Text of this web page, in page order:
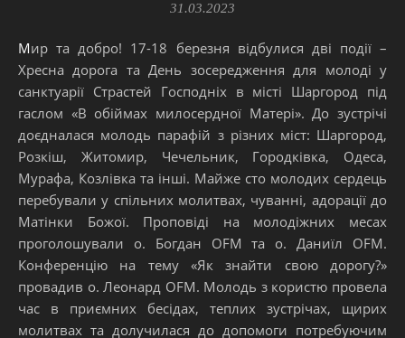
31.03.2023
Мир та добро! 17-18 березня відбулися дві події –
Хресна дорога та День зосередження для молоді у
санктуарії Страстей Господніх в місті Шаргород під
гаслом «В обіймах милосердної Матері». До зустрічі
доєдналася молодь парафій з різних міст: Шаргород,
Розкіш, Житомир, Чечельник, Городківка, Одеса,
Мурафа, Козлівка та інші. Майже сто молодих сердець
перебували у спільних молитвах, чуванні, адорації до
Матінки Божої. Проповіді на молодіжних месах
проголошували о. Богдан OFM та о. Даниїл OFM.
Конференцію на тему «Як знайти свою дорогу?»
провадив о. Леонард OFM. Молодь з користю провела
час в приємних бесідах, теплих зустрічах, щирих
молитвах та долучилася до допомоги потребуючим